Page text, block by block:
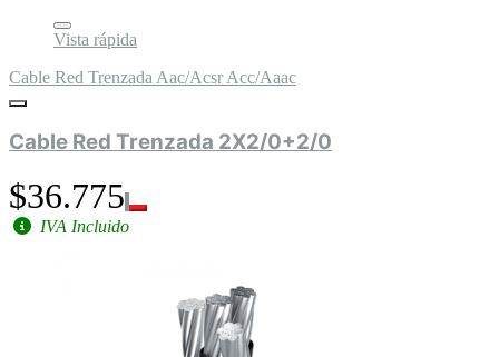
Vista rápida
Cable Red Trenzada Aac/Acsr Acc/Aaac
Cable Red Trenzada 2X2/0+2/0
$36.775
IVA Incluido